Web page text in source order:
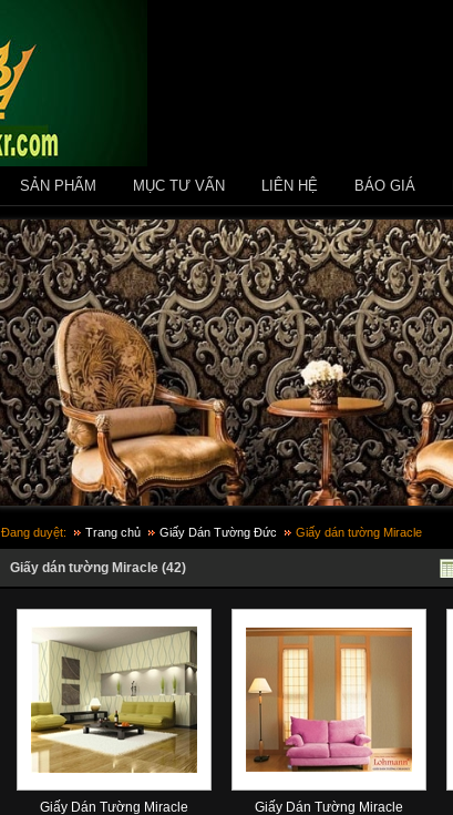
SẢN PHẨM MỤC TƯ VẤN LIÊN HỆ BÁO GIÁ
Đang duyệt: Trang chủ Giấy Dán Tường Đức Giấy dán tường Miracle
Giấy dán tường Miracle (42)
Giấy Dán Tường Miracle
Giấy Dán Tường Miracle